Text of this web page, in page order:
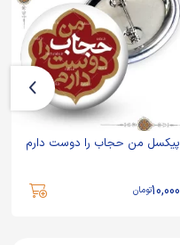
پیکسل من حجاب را دوست دارم
10,000تومان